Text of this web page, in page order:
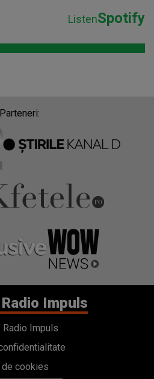
ListenSpotify
Parteneri:
Impuls
Radio Impuls
de cookies